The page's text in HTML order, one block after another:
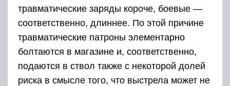
травматические заряды короче, боевые —
соответственно, длиннее. По этой причине
травматические патроны элементарно
болтаются в магазине и, соответственно,
подаются в ствол также с некоторой долей
риска в смысле того, что выстрела может не